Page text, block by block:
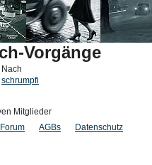
Vorgänge
Nach
schrumpfi
Mitglieder
Forum AGBs Datenschutz